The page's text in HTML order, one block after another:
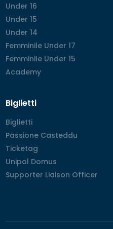
Under 16
Under 16
Under 15
Under 15
Under 14
Under 14
Femminile Under 17
Femminile Under 17
Femminile Under 15
Femminile Under 15
Academy
Academy
Biglietti
Biglietti
Biglietti
Passione Casteddu
Passione Casteddu
Ticketag
Ticketag
Unipol Domus
Unipol Domus
Supporter Liaison Officer
Supporter Liaison Officer